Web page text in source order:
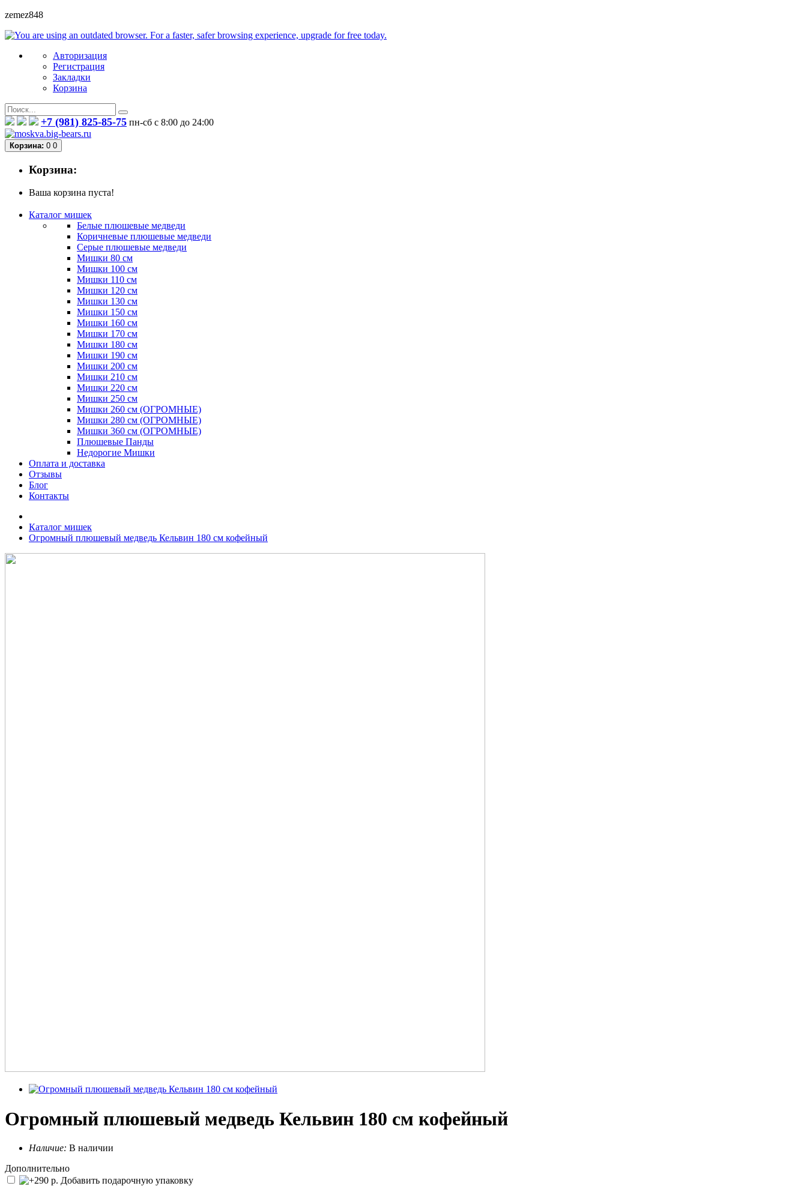
zemez848
Авторизация
Регистрация
Закладки
Корзина
+7 (981) 825-85-75 пн-сб с 8:00 до 24:00
Корзина: 0 0
Корзина:
Ваша корзина пуста!
Каталог мишек
Белые плюшевые медведи
Коричневые плюшевые медведи
Серые плюшевые медведи
Мишки 80 см
Мишки 100 см
Мишки 110 см
Мишки 120 см
Мишки 130 см
Мишки 150 см
Мишки 160 см
Мишки 170 см
Мишки 180 см
Мишки 190 см
Мишки 200 см
Мишки 210 см
Мишки 220 см
Мишки 250 см
Мишки 260 см (ОГРОМНЫЕ)
Мишки 280 см (ОГРОМНЫЕ)
Мишки 360 см (ОГРОМНЫЕ)
Плюшевые Панды
Недорогие Мишки
Оплата и доставка
Отзывы
Блог
Контакты
Каталог мишек
Огромный плюшевый медведь Кельвин 180 см кофейный
Огромный плюшевый медведь Кельвин 180 см кофейный
Наличие: В наличии
Дополнительно
Добавить подарочную упаковку